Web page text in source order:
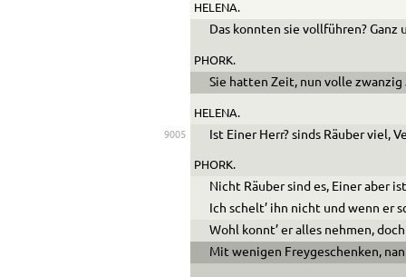
HELENA.
Das konnten sie vollführen? Ganz
PHORK.
Sie hatten Zeit, nun volle zwanzig
HELENA.
9005 Ist Einer Herr? sinds Räuber viel,
PHORK.
Nicht Räuber sind es, Einer aber
Ich schelt’ ihn nicht und wenn er
Wohl konnt’ er alles nehmen,
Mit wenigen Freygeschenken,